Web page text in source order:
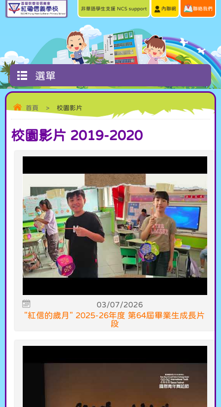
非華語學生支援 NCS support 內聯網 聯絡我們
選單
首頁 > 校園影片
校園影片 2019-2020
03/07/2026
"紅信的歲月" 2025-26年度 第64屆畢業生成長片
段